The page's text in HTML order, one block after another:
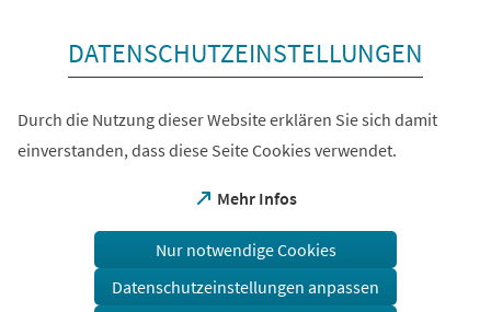
DATENSCHUTZEINSTELLUNGEN
Durch die Nutzung dieser Website erklären Sie sich damit
einverstanden, dass diese Seite Cookies verwendet.
Mehr Infos
(Öffnet
einem
Tab)
Nur notwendige Cookies
Datenschutzeinstellungen anpassen